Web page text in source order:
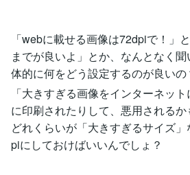
「webに載せる画像は72dpiで！」
までが良いよ」とか、なんとなく
体的に何をどう設定するのが良いの
「大きすぎる画像をインターネッ
に印刷されたりして、悪用されるか
どれくらいが「大きすぎるサイズ
piにしておけばいいんでしょ？